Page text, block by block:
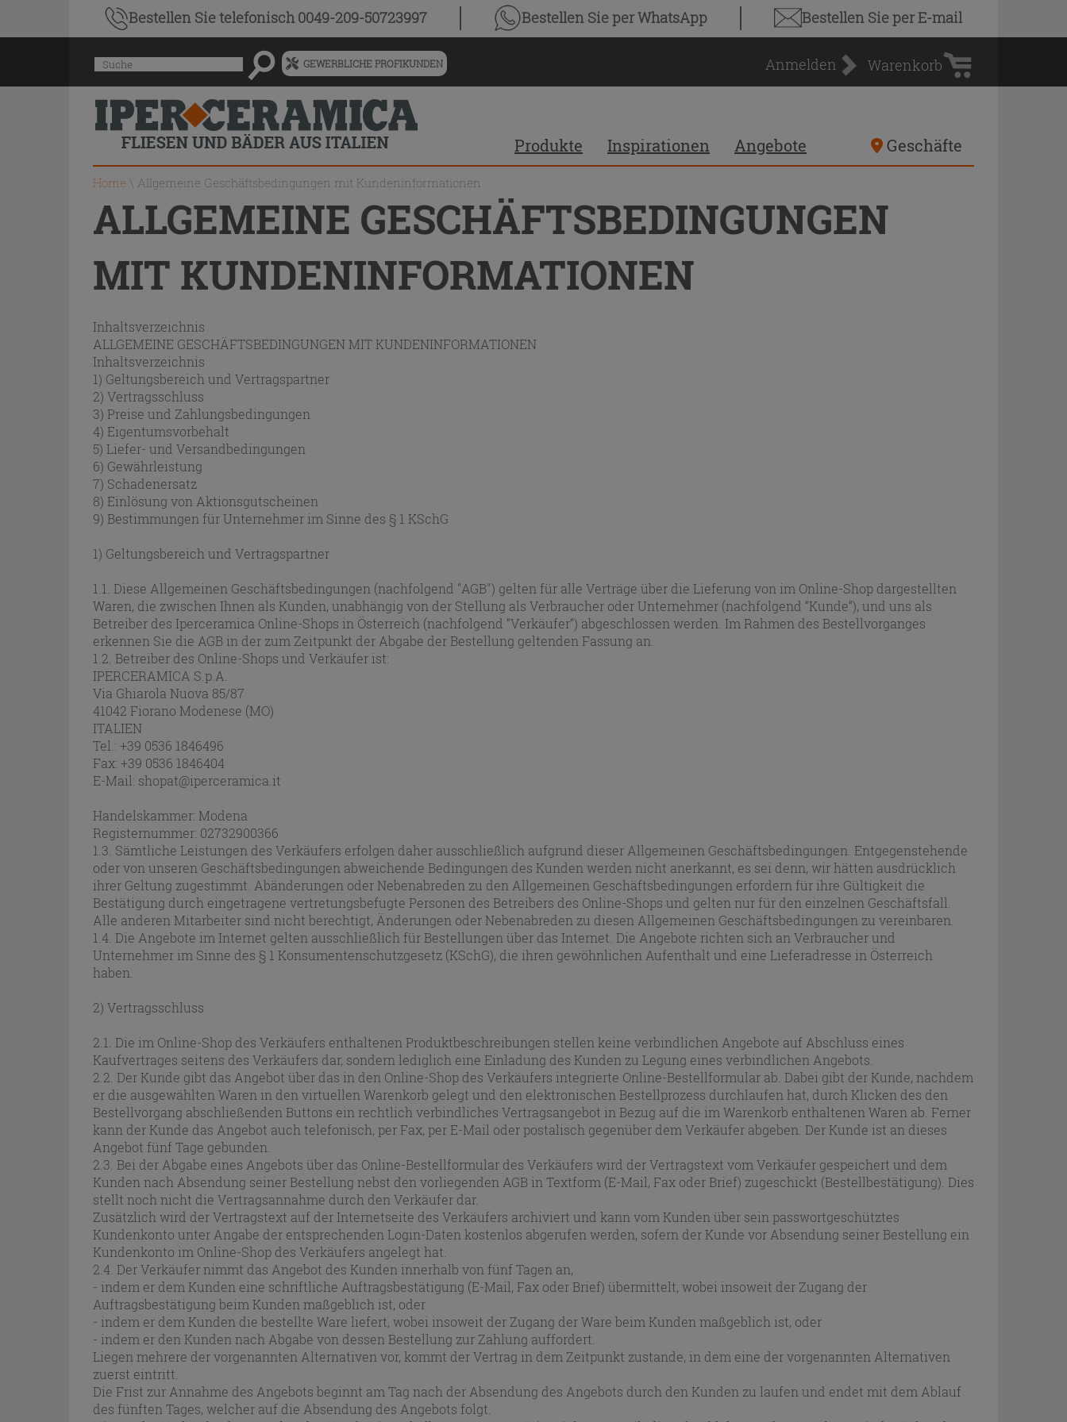
Bestellen Sietelefonisch 0049-209-50723997 Bestellen Sieper WhatsApp Bestellen Sieper E-mail
Menü
für
vorgeschlagenen
Siteinhalt
und
Suchprotokoll
Suche GEWERBLICHE PROFIKUNDEN Anmelden
Warenkorb
Warenkorb
Produkte Inspirationen Angebote Geschäfte
Home \ Allgemeine Geschäftsbedingungen mit Kundeninformationen
ALLGEMEINE GESCHÄFTSBEDINGUNGEN
MIT KUNDENINFORMATIONEN
Inhaltsverzeichnis
ALLGEMEINE GESCHÄFTSBEDINGUNGEN MIT KUNDENINFORMATIONEN
Inhaltsverzeichnis
1) Geltungsbereich und Vertragspartner
2) Vertragsschluss
3) Preise und Zahlungsbedingungen
4) Eigentumsvorbehalt
5) Liefer- und Versandbedingungen
6) Gewährleistung
7) Schadenersatz
8) Einlösung von Aktionsgutscheinen
9) Bestimmungen für Unternehmer im Sinne des § 1 KSchG
1) Geltungsbereich und Vertragspartner
1.1. Diese Allgemeinen Geschäftsbedingungen (nachfolgend "AGB") gelten für alle Verträge über die Lieferung von im Online-Shop dargestellten
Waren, die zwischen Ihnen als Kunden, unabhängig von der Stellung als Verbraucher oder Unternehmer (nachfolgend “Kunde“), und uns als
Betreiber des Iperceramica Online-Shops in Österreich (nachfolgend “Verkäufer“) abgeschlossen werden. Im Rahmen des Bestellvorganges
erkennen Sie die AGB in der zum Zeitpunkt der Abgabe der Bestellung geltenden Fassung an.
1.2. Betreiber des Online-Shops und Verkäufer ist:
IPERCERAMICA S.p.A.
Via Ghiarola Nuova 85/87
41042 Fiorano Modenese (MO)
ITALIEN
Tel.: +39 0536 1846496
Fax: +39 0536 1846404
E-Mail: shopat@iperceramica.it
Handelskammer: Modena
Registernummer: 02732900366
1.3. Sämtliche Leistungen des Verkäufers erfolgen daher ausschließlich aufgrund dieser Allgemeinen Geschäftsbedingungen. Entgegenstehende
oder von unseren Geschäftsbedingungen abweichende Bedingungen des Kunden werden nicht anerkannt, es sei denn, wir hätten ausdrücklich
ihrer Geltung zugestimmt. Abänderungen oder Nebenabreden zu den Allgemeinen Geschäftsbedingungen erfordern für ihre Gültigkeit die
Bestätigung durch eingetragene vertretungsbefugte Personen des Betreibers des Online-Shops und gelten nur für den einzelnen Geschäftsfall.
Alle anderen Mitarbeiter sind nicht berechtigt, Änderungen oder Nebenabreden zu diesen Allgemeinen Geschäftsbedingungen zu vereinbaren.
1.4. Die Angebote im Internet gelten ausschließlich für Bestellungen über das Internet. Die Angebote richten sich an Verbraucher und
Unternehmer im Sinne des § 1 Konsumentenschutzgesetz (KSchG), die ihren gewöhnlichen Aufenthalt und eine Lieferadresse in Österreich
haben.
2) Vertragsschluss
2.1. Die im Online-Shop des Verkäufers enthaltenen Produktbeschreibungen stellen keine verbindlichen Angebote auf Abschluss eines
Kaufvertrages seitens des Verkäufers dar, sondern lediglich eine Einladung des Kunden zu Legung eines verbindlichen Angebots.
2.2. Der Kunde gibt das Angebot über das in den Online-Shop des Verkäufers integrierte Online-Bestellformular ab. Dabei gibt der Kunde, nachdem
er die ausgewählten Waren in den virtuellen Warenkorb gelegt und den elektronischen Bestellprozess durchlaufen hat, durch Klicken des den
Bestellvorgang abschließenden Buttons ein rechtlich verbindliches Vertragsangebot in Bezug auf die im Warenkorb enthaltenen Waren ab. Ferner
kann der Kunde das Angebot auch telefonisch, per Fax, per E-Mail oder postalisch gegenüber dem Verkäufer abgeben. Der Kunde ist an dieses
Angebot fünf Tage gebunden.
2.3. Bei der Abgabe eines Angebots über das Online-Bestellformular des Verkäufers wird der Vertragstext vom Verkäufer gespeichert und dem
Kunden nach Absendung seiner Bestellung nebst den vorliegenden AGB in Textform (E-Mail, Fax oder Brief) zugeschickt (Bestellbestätigung). Dies
stellt noch nicht die Vertragsannahme durch den Verkäufer dar.
Zusätzlich wird der Vertragstext auf der Internetseite des Verkäufers archiviert und kann vom Kunden über sein passwortgeschütztes
Kundenkonto unter Angabe der entsprechenden Login-Daten kostenlos abgerufen werden, sofern der Kunde vor Absendung seiner Bestellung ein
Kundenkonto im Online-Shop des Verkäufers angelegt hat.
2.4. Der Verkäufer nimmt das Angebot des Kunden innerhalb von fünf Tagen an,
- indem er dem Kunden eine schriftliche Auftragsbestätigung (E-Mail, Fax oder Brief) übermittelt, wobei insoweit der Zugang der
Auftragsbestätigung beim Kunden maßgeblich ist, oder
- indem er dem Kunden die bestellte Ware liefert, wobei insoweit der Zugang der Ware beim Kunden maßgeblich ist, oder
- indem er den Kunden nach Abgabe von dessen Bestellung zur Zahlung auffordert.
Liegen mehrere der vorgenannten Alternativen vor, kommt der Vertrag in dem Zeitpunkt zustande, in dem eine der vorgenannten Alternativen
zuerst eintritt.
Die Frist zur Annahme des Angebots beginnt am Tag nach der Absendung des Angebots durch den Kunden zu laufen und endet mit dem Ablauf
des fünften Tages, welcher auf die Absendung des Angebots folgt.